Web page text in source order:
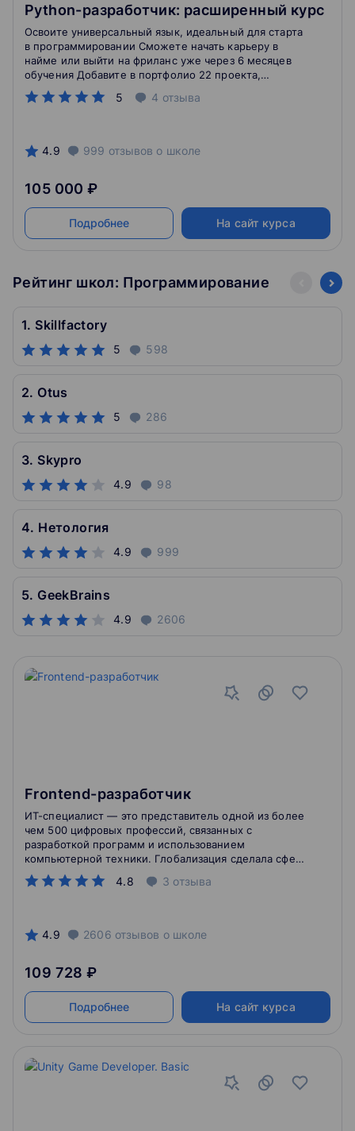
Python-разработчик: расширенный курс
5 4 отзыва
Освоите универсальный язык, идеальный для старта
в программировании Сможете начать карьеру в
найме или выйти на фриланс уже через 6 месяцев
обучения Добавите в портфолио 22 проекта,
поработаете над реальными кейсами и примете
участие в хакатоне
4.9 999 отзывов о школе
105 000 ₽
Подробнее На сайт курса
Рейтинг школ: Программирование
1. Skillfactory
5 598
2. Otus
5 286
3. Skypro
4.9 98
4. Нетология
4.9 999
5. GeekBrains
4.9 2606
Frontend-разработчик
4.8 3 отзыва
ИТ-специалист — это представитель одной из более
чем 500 цифровых профессий, связанных с
разработкой программ и использованием
компьютерной техники. Глобализация сделала сферу
ИТ одной из самых высокооплачиваемых:
российским компаниям приходится конкурировать с
«цифру», поэтому у ИТ-сферы многообещающие
перспективы.
4.9 2606 отзывов о школе
109 728 ₽
Подробнее На сайт курса